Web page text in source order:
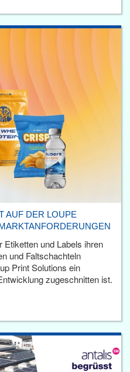
AUF DER LOUPE
Etiketten und Labels ihren
und Faltschachteln
Print Solutions ein
zugeschnitten ist.